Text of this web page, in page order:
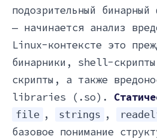
подозрительный
— начинается анализ
Linux-контексте это
бинарники, shell-
скрипты, а также
libraries (.so).
file , strings ,
базовое понимание